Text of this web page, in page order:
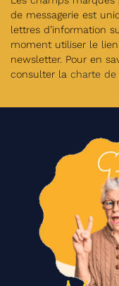
de messagerie est
lettres d’information
moment utiliser le
newsletter. Pour en
consulter la charte de